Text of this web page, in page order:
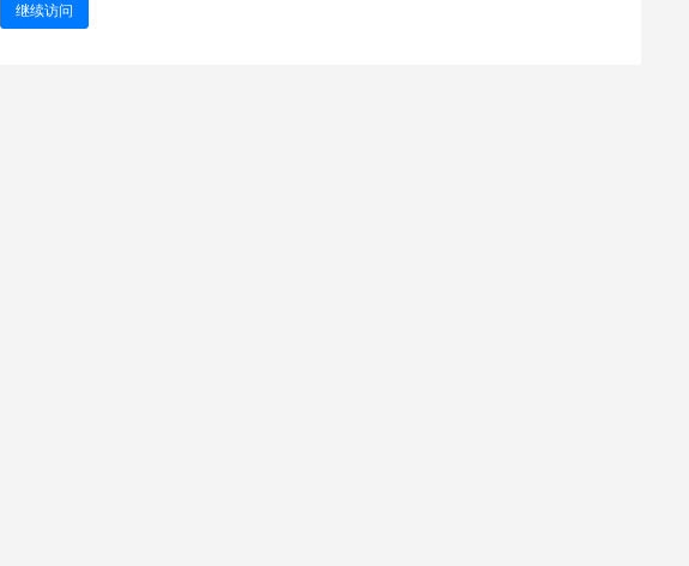
继续访问